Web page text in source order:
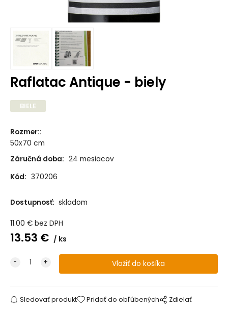
Raflatac Antique - biely
BIELE
Rozmer::
50x70 cm
Záručná doba: 24 mesiacov
Kód: 370206
Dostupnosť: skladom
11.00 € bez DPH
13.53 € ks
Sledovať produkt Pridať do obľúbených Zdielať